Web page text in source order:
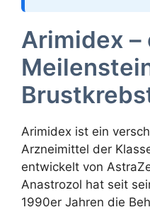
Arimidex –
Arimidex ist ein
Arzneimittel der
entwickelt von
Anastrozol hat seit
1990er Jahren die